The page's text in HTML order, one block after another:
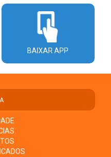
BAIXAR APP